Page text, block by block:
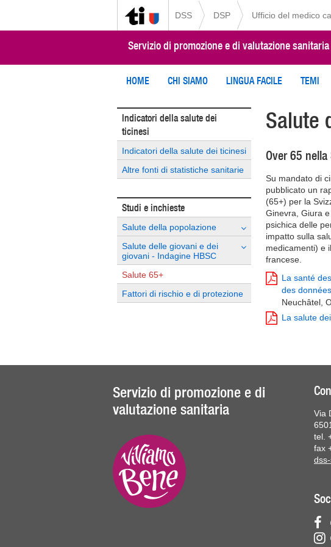
DSS DSP Ufficio del medico
Servizio di promozione e di valutazione sanitaria
HOME CHI SIAMO LINGUA FACILE TEMI
Indicatori della salute dei
ticinesi
Indicatori della salute dei ticinesi
Altre fonti di statistiche sanitarie
Studi e inchieste
Salute della popolazione
Salute delle giovani e dei
giovani - Indagine HBSC
Salute 65+
Fattori di rischio e di protezione
Salute
Over 65
Su mandato di
pubblicato un
(65+) per la
Ginevra, Giura
psichica delle
impatto sulla
medicamenti) e
francese.
La santé
des
Neuchâtel,
La salute
Servizio di promozione e di
valutazione sanitaria
Via
tel.
fax